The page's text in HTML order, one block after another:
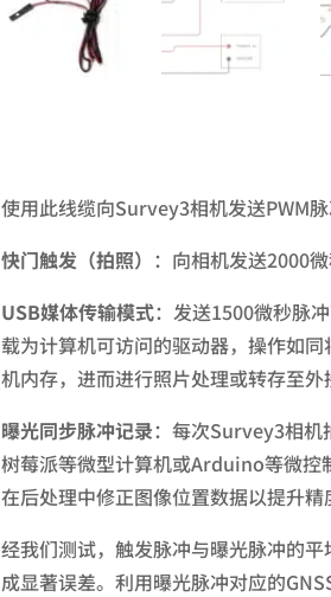
使用此线缆向Survey3相机发送PWM
快门触发（拍照） ：向相机发送2000
USB媒体传输模式：发送1500微秒脉
载为计算机可访问的驱动器，操作如
机内存，进而进行照片处理或转存至外
曝光同步脉冲记录：每次Survey3相机
树莓派等微型计算机或Arduino等微控
在后处理中修正图像位置数据以提升精
经我们测试，触发脉冲与曝光脉冲的
成显著误差。利用曝光脉冲对应的